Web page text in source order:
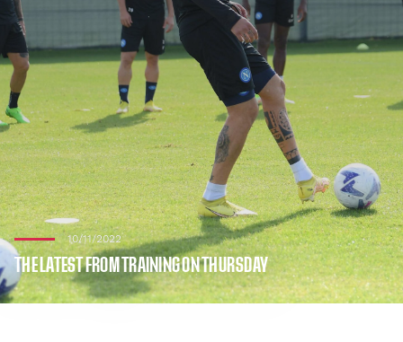
10/11/2022
THE LATEST FROM TRAINING ON THURSDAY